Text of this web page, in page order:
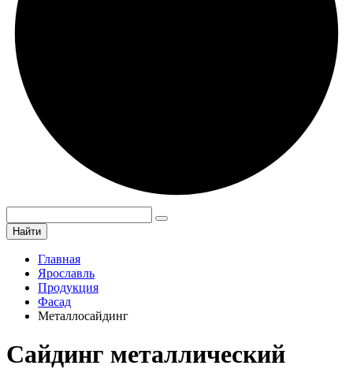
Найти
Главная
Ярославль
Продукция
Фасад
Металлосайдинг
Сайдинг металлический